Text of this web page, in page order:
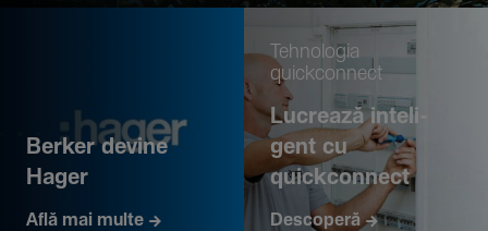
Berker devine
Hager
Află mai multe
Tehno­logia
quickconnect
Lucrează inte­li­
gent cu
quickconnect
Descoperă